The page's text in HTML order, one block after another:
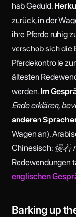
hab Geduld.
zurück, in der
ihre Pferde ruhig
verschob sich die
Pferdekontrolle
ältesten
werden. Im
Ende erklären,
anderen
Wagen an).
Chinesisch: 慢着
Redewendungen
englischen
Barking up